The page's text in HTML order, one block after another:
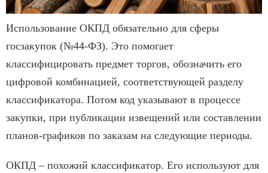
Использование ОКПД обязательно для сферы
госзакупок (№44-ФЗ). Это помогает
классифицировать предмет торгов, обозначить его
цифровой комбинацией, соответствующей разделу
классификатора. Потом код указывают в процессе
закупки, при публикации извещений или составлении
планов-графиков по заказам на следующие периоды.
ОКПД – похожий классификатор. Его используют для